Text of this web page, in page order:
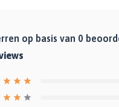
op basis van 0